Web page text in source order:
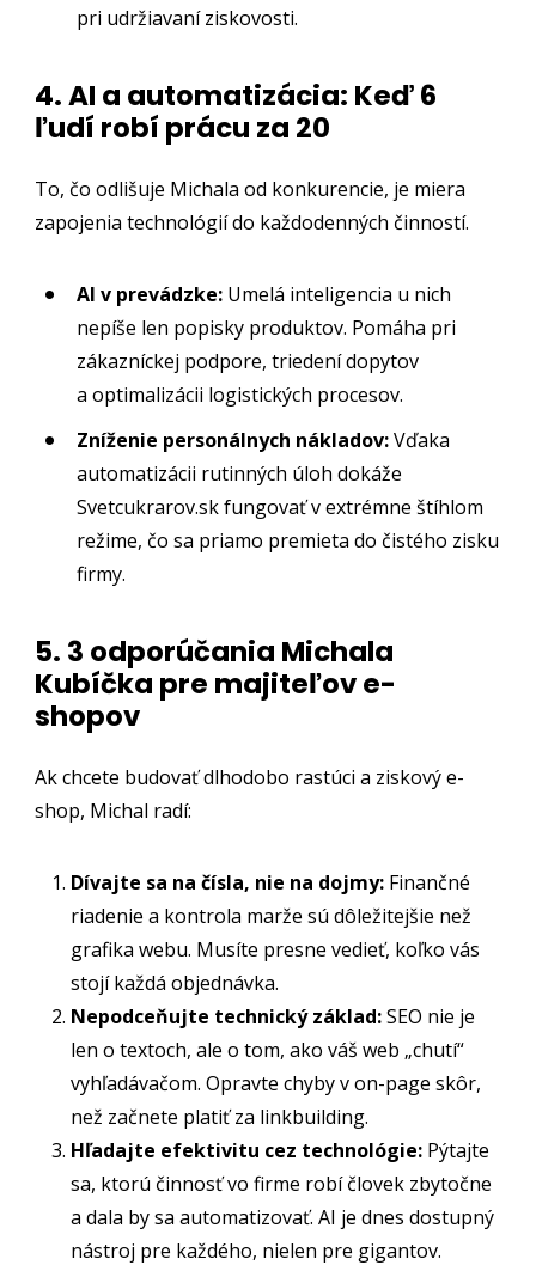
pri udržiavaní ziskovosti.
4. AI a automatizácia: Keď 6
ľudí robí prácu za 20
To, čo odlišuje Michala od konkurencie, je miera
zapojenia technológií do každodenných činností.
AI v prevádzke: Umelá inteligencia u nich
nepíše len popisky produktov. Pomáha pri
zákazníckej podpore, triedení dopytov
a optimalizácii logistických procesov.
Zníženie personálnych nákladov:Vďaka
automatizácii rutinných úloh dokáže
Svetcukrarov.sk fungovať v extrémne štíhlom
režime, čo sa priamo premieta do čistého zisku
firmy.
5. 3 odporúčania Michala
Kubíčka pre majiteľov e-
shopov
Ak chcete budovať dlhodobo rastúci a ziskový e-
shop, Michal radí:
Dívajte sa na čísla, nie na dojmy: Finančné
riadenie a kontrola marže sú dôležitejšie než
grafika webu. Musíte presne vedieť, koľko vás
stojí každá objednávka.
Nepodceňujte technický základ:SEO nie je
len o textoch, ale o tom, ako váš web „chutí“
vyhľadávačom. Opravte chyby v on-page skôr,
než začnete platiť za linkbuilding.
Hľadajte efektivitu cez technológie: Pýtajte
sa, ktorú činnosť vo firme robí človek zbytočne
a dala by sa automatizovať. AI je dnes dostupný
nástroj pre každého, nielen pre gigantov.